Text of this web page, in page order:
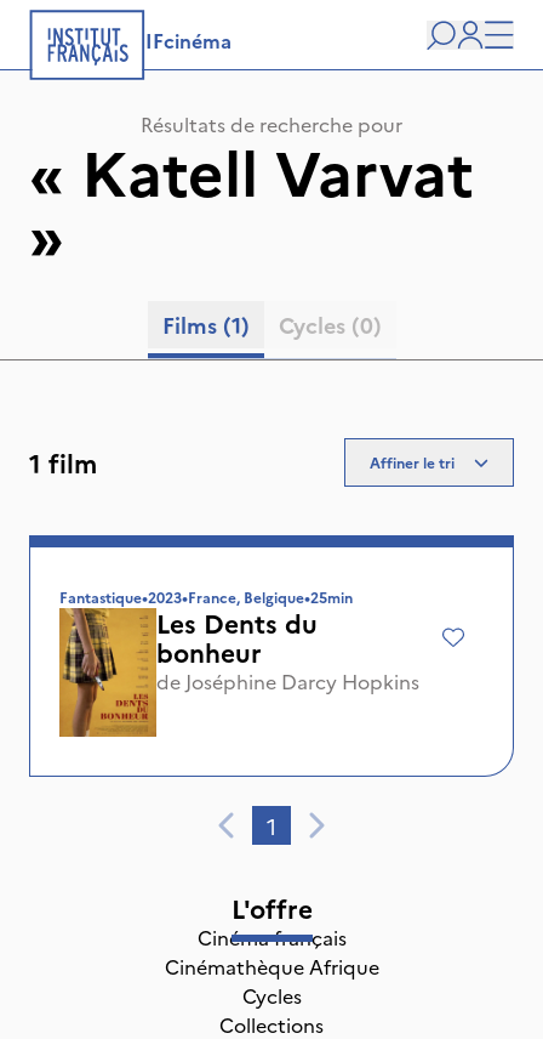
IFcinéma
user
Résultats de recherche pour
« Katell Varvat
»
Films (1) Cycles (0)
1 film Affiner le tri
Fantastique•2023•France, Belgique•25min
Les Dents du
bonheur
de Joséphine Darcy Hopkins
1
L'offre
Cinéma français
Cinémathèque Afrique
Cycles
Collections